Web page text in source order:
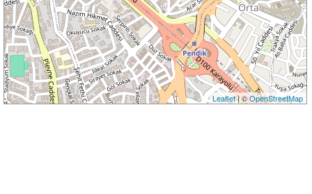
Leaflet| ©OpenStreetMap